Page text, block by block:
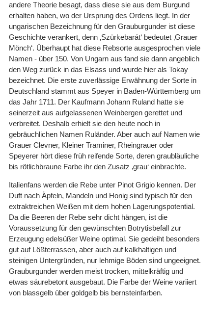
andere Theorie besagt, dass diese sie aus dem Burgund
erhalten haben, wo der Ursprung des Ordens liegt. In der
ungarischen Bezeichnung für den Grauburgunder ist diese
Geschichte verankert, denn ‚Szürkebarát‘ bedeutet ‚Grauer
Mönch‘. Überhaupt hat diese Rebsorte ausgesprochen viele
Namen - über 150. Von Ungarn aus fand sie dann angeblich
den Weg zurück in das Elsass und wurde hier als Tokay
bezeichnet. Die erste zuverlässige Erwähnung der Sorte in
Deutschland stammt aus Speyer in Baden-Württemberg um
das Jahr 1711. Der Kaufmann Johann Ruland hatte sie
seinerzeit aus aufgelassenen Weinbergen gerettet und
verbreitet. Deshalb erhielt sie den heute noch in
gebräuchlichen Namen Ruländer. Aber auch auf Namen wie
Grauer Clevner, Kleiner Traminer, Rheingrauer oder
Speyerer hört diese früh reifende Sorte, deren graubläuliche
bis rötlichbraune Farbe ihr den Zusatz ‚grau‘ einbrachte.
Italienfans werden die Rebe unter Pinot Grigio kennen. Der
Duft nach Äpfeln, Mandeln und Honig sind typisch für den
extraktreichen Weißen mit dem hohen Lagerungspotential.
Da die Beeren der Rebe sehr dicht hängen, ist die
Voraussetzung für den gewünschten Botrytisbefall zur
Erzeugung edelsüßer Weine optimal. Sie gedeiht besonders
gut auf Lößterrassen, aber auch auf kalkhaltigen und
steinigen Untergründen, nur lehmige Böden sind ungeeignet.
Grauburgunder werden meist trocken, mittelkräftig und
etwas säurebetont ausgebaut. Die Farbe der Weine variiert
von blassgelb über goldgelb bis bernsteinfarben.